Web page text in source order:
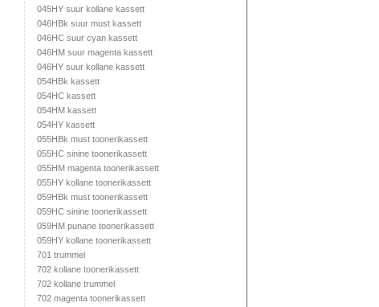
045HY suur kollane kassett
046HBk suur must kassett
046HC suur cyan kassett
046HM suur magenta kassett
046HY suur kollane kassett
054HBk kassett
054HC kassett
054HM kassett
054HY kassett
055HBk must toonerikassett
055HC sinine toonerikassett
055HM magenta toonerikassett
055HY kollane toonerikassett
059HBk must toonerikassett
059HC sinine toonerikassett
059HM punane toonerikassett
059HY kollane toonerikassett
701 trummel
702 kollane toonerikassett
702 kollane trummel
702 magenta toonerikassett